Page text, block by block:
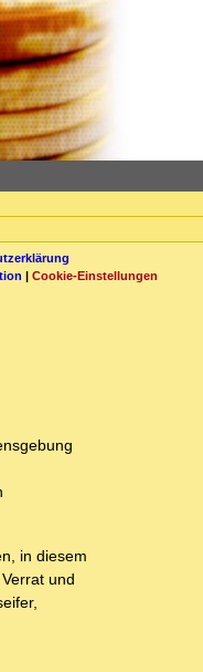
| Cookie-Einstellungen
in diesem
und